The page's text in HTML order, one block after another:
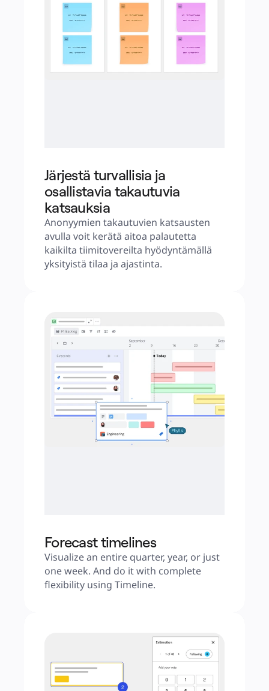
Järjestä turvallisia ja
osallistavia takautuvia
katsauksia
Anonyymien takautuvien katsausten
avulla voit kerätä aitoa palautetta
kaikilta tiimitovereilta hyödyntämällä
yksityistä tilaa ja ajastinta.
Forecast timelines
Visualize an entire quarter, year, or just
one week. And do it with complete
flexibility using Timeline.